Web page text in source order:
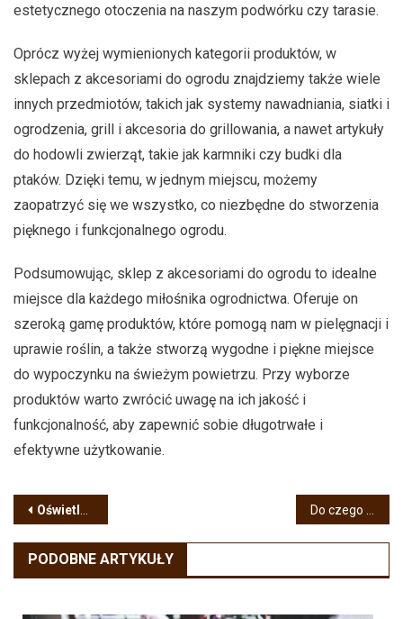
estetycznego otoczenia na naszym podwórku czy tarasie.
Oprócz wyżej wymienionych kategorii produktów, w
sklepach z akcesoriami do ogrodu znajdziemy także wiele
innych przedmiotów, takich jak systemy nawadniania, siatki i
ogrodzenia, grill i akcesoria do grillowania, a nawet artykuły
do hodowli zwierząt, takie jak karmniki czy budki dla
ptaków. Dzięki temu, w jednym miejscu, możemy
zaopatrzyć się we wszystko, co niezbędne do stworzenia
pięknego i funkcjonalnego ogrodu.
Podsumowując, sklep z akcesoriami do ogrodu to idealne
miejsce dla każdego miłośnika ogrodnictwa. Oferuje on
szeroką gamę produktów, które pomogą nam w pielęgnacji i
uprawie roślin, a także stworzą wygodne i piękne miejsce
do wypoczynku na świeżym powietrzu. Przy wyborze
produktów warto zwrócić uwagę na ich jakość i
funkcjonalność, aby zapewnić sobie długotrwałe i
efektywne użytkowanie.
Nawigacja
wpisu
Oświetlenie szynowe – dlaczego warto i jakie wybrać?
PODOBNE ARTYKUŁY